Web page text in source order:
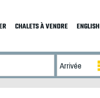
CHALETS À VENDRE ENGLISH